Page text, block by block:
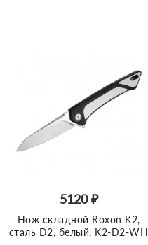
5120 ₽
Нож складной Roxon K2,
сталь D2, белый, K2-D2-WH